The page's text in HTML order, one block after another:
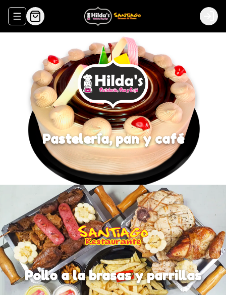
Abrir menu de navegación
Pastelería, pan y café
Pollo a la brasas y parrillas